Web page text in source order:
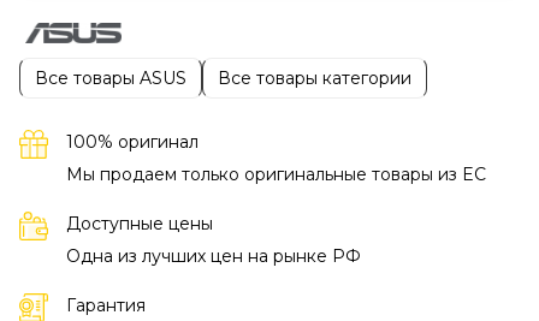
Все товары ASUS Все товары категории
100% оригинал
Мы продаем только оригинальные товары из EC
Доступные цены
Одна из лучших цен на рынке РФ
Гарантия